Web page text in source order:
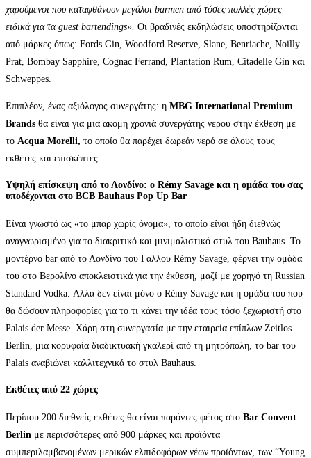
χαρούμενοι που καταφθάνουν μεγάλοι barmen από τόσες πολλές χώρες
ειδικά για τα guest bartendings». Οι βραδινές εκδηλώσεις υποστηρίζονται
από μάρκες όπως: Fords Gin, Woodford Reserve, Slane, Benriache, Noilly
Prat, Bombay Sapphire, Cognac Ferrand, Plantation Rum, Citadelle Gin και
Schweppes.
Επιπλέον, ένας αξιόλογος συνεργάτης: η MBG International Premium
Brands θα είναι για μια ακόμη χρονιά συνεργάτης νερού στην έκθεση με
το Acqua Morelli, το οποίο θα παρέχει δωρεάν νερό σε όλους τους
εκθέτες και επισκέπτες.
Υψηλή επίσκεψη από το Λονδίνο: ο Rémy Savage και η ομάδα του σας
υποδέχονται στο BCB Bauhaus Pop Up Bar
Είναι γνωστό ως «το μπαρ χωρίς όνομα», το οποίο είναι ήδη διεθνώς
αναγνωρισμένο για το διακριτικό και μινιμαλιστικό στυλ του Bauhaus. Το
μοντέρνο bar από το Λονδίνο του Γάλλου Rémy Savage, φέρνει την ομάδα
του στο Βερολίνο αποκλειστικά για την έκθεση, μαζί με χορηγό τη Russian
Standard Vodka. Αλλά δεν είναι μόνο ο Rémy Savage και η ομάδα του που
θα δώσουν πληροφορίες για το τι κάνει την ιδέα τους τόσο ξεχωριστή στο
Palais der Messe. Χάρη στη συνεργασία με την εταιρεία επίπλων Zeitlos
Berlin, μια κορυφαία διαδικτυακή γκαλερί από τη μητρόπολη, το bar του
Palais αναβιώνει καλλιτεχνικά το στυλ Bauhaus.
Εκθέτες από 22 χώρες
Περίπου 200 διεθνείς εκθέτες θα είναι παρόντες φέτος στο Bar Convent
Berlin με περισσότερες από 900 μάρκες και προϊόντα
συμπεριλαμβανομένων μερικών ελπιδοφόρων νέων προϊόντων, των “Young